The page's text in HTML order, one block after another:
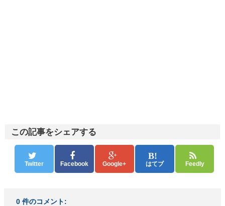
この記事をシェアする
Twitter Facebook Google+ はてブ Feedly
0 件のコメント: